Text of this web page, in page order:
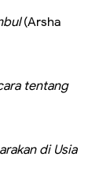
(Arsha
tentang
di Usia